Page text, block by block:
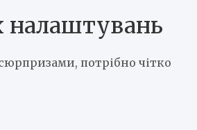
налаштувань
потрібно чітко